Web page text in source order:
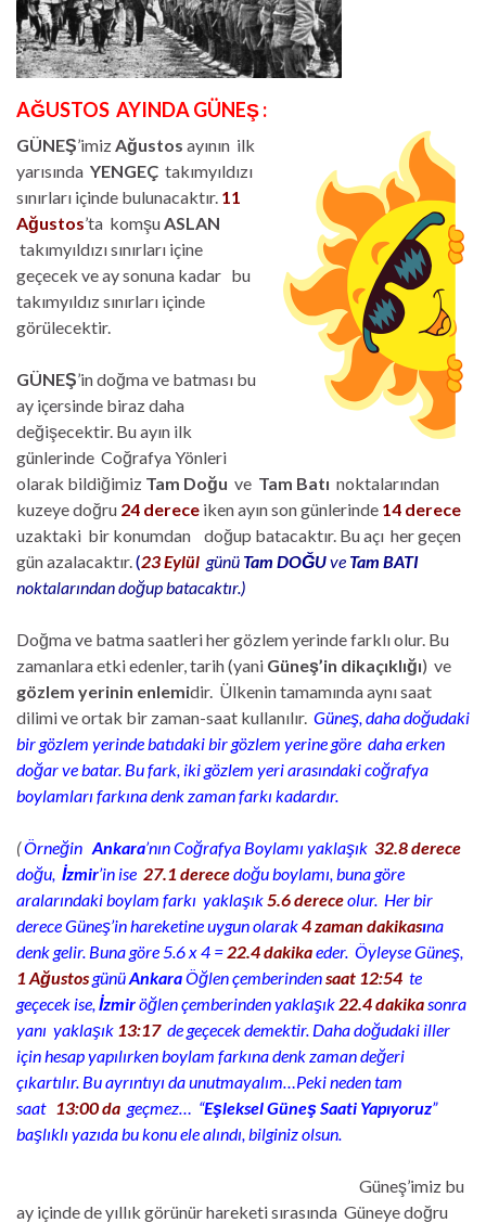
AĞUSTOS AYINDA GÜNEŞ :
GÜNEŞ’imiz Ağustos ayının ilk
yarısında YENGEÇ takımyıldızı
sınırları içinde bulunacaktır. 11
Ağustos’ta komşu ASLAN
takımyıldızı sınırları içine
geçecek ve ay sonuna kadar bu
takımyıldız sınırları içinde
görülecektir.
GÜNEŞ’in doğma ve batması bu
ay içersinde biraz daha
değişecektir. Bu ayın ilk
günlerinde Coğrafya Yönleri
olarak bildiğimiz Tam Doğu ve Tam Batı noktalarından
kuzeye doğru 24 derece iken ayın son günlerinde 14 derece
uzaktaki bir konumdan doğup batacaktır. Bu açı her geçen
gün azalacaktır. (23 Eylül günü Tam DOĞUve Tam BATI
noktalarından doğup batacaktır.)
Doğma ve batma saatleri her gözlem yerinde farklı olur. Bu
zamanlara etki edenler, tarih (yani Güneş’in dikaçıklığı) ve
gözlem yerinin enlemidir. Ülkenin tamamında aynı saat
dilimi ve ortak bir zaman-saat kullanılır. Güneş, daha doğudaki
bir gözlem yerinde batıdaki bir gözlem yerine göre daha erken
doğar ve batar. Bu fark, iki gözlem yeri arasındaki coğrafya
boylamları farkına denk zaman farkı kadardır.
(Örneğin Ankara’nın Coğrafya Boylamı yaklaşık 32.8 derece
doğu, İzmir’in ise 27.1 derecedoğu boylamı, buna göre
aralarındaki boylam farkı yaklaşık 5.6 dereceolur. Her bir
derece Güneş’in hareketine uygun olarak4 zaman dakikasına
denk gelir. Buna göre 5.6 x 4 = 22.4 dakikaeder. Öyleyse Güneş,
1 AğustosgünüAnkaraÖğlen çemberindensaat 12:54 te
geçecek ise, İzmiröğlen çemberinden yaklaşık 22.4 dakika sonra
yanı yaklaşık 13:17 de geçecek demektir. Daha doğudaki iller
için hesap yapılırken boylam farkına denk zaman değeri
çıkartılır. Bu ayrıntıyı da unutmayalım…Peki neden tam
saat 13:00 da geçmez… “Eşleksel Güneş Saati Yapıyoruz”
başlıklı yazıda bu konu ele alındı, bilginiz olsun.
Güneş’imiz bu
ay içinde de yıllık görünür hareketi sırasında Güneye doğru